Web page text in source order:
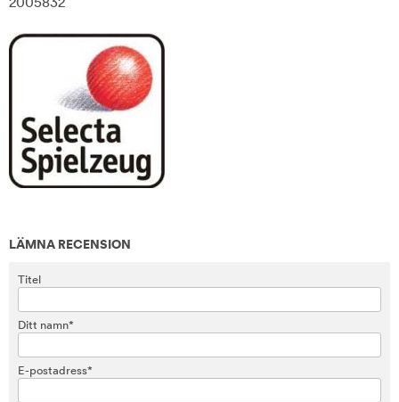
LÄMNA RECENSION
Titel
Ditt namn*
E-postadress*